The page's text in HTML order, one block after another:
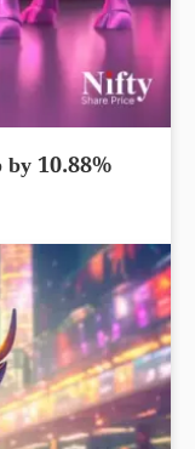
by 10.88%